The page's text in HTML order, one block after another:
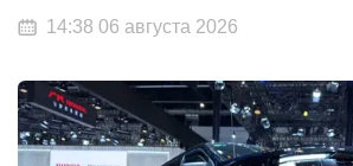
14:38 06 августа 2026